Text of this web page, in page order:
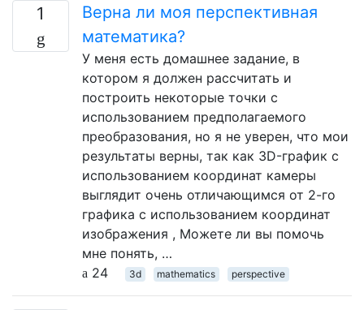
1
Верна ли моя перспективная
математика?
У меня есть домашнее задание, в
котором я должен рассчитать и
построить некоторые точки с
использованием предполагаемого
преобразования, но я не уверен, что мои
результаты верны, так как 3D-график с
использованием координат камеры
выглядит очень отличающимся от 2-го
графика с использованием координат
изображения , Можете ли вы помочь
мне понять, …
24
3d mathematics perspective